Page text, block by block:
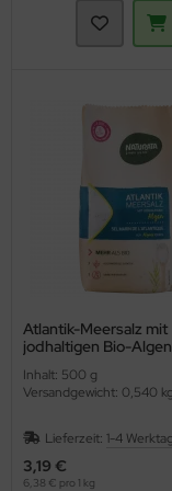
Atlantik-Meersalz mit
jodhaltigen Bio-Algen
Inhalt: 500 g
Versandgewicht: 0,540 kg
Lieferzeit: 1-4
3,19 €
6,38 € pro 1 kg